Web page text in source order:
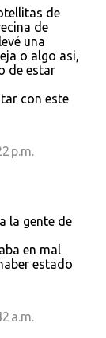
de
de
una
o algo asi,
de estar
con este
p.m.
la gente de
en mal
estado
a.m.